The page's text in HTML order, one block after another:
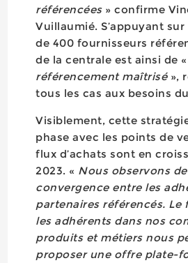
référencées» confirme
Vuillaumié. S’appuyant
de 400 fournisseurs
de la centrale est ainsi de «
référencement maîtrisé »,
tous les cas aux besoins
Visiblement, cette
phase avec les points de
flux d’achats sont en
2023. « Nous observons
convergence entre les
partenaires référencés. Le
les adhérents dans nos
produits et métiers nous
proposer une offre plate-